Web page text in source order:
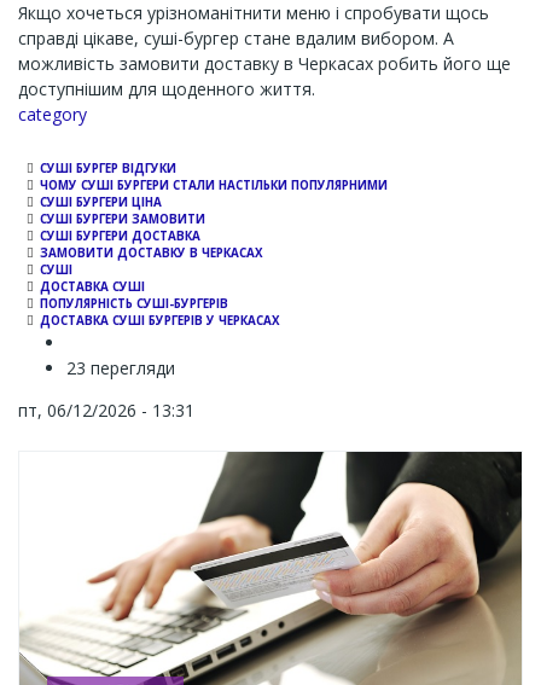
Якщо хочеться урізноманітнити меню і спробувати щось
справді цікаве, суші-бургер стане вдалим вибором. А
можливість замовити доставку в Черкасах робить його ще
доступнішим для щоденного життя.
Channel
category
СУШІ БУРГЕР ВІДГУКИ
ЧОМУ СУШІ БУРГЕРИ СТАЛИ НАСТІЛЬКИ ПОПУЛЯРНИМИ
СУШІ БУРГЕРИ ЦІНА
СУШІ БУРГЕРИ ЗАМОВИТИ
СУШІ БУРГЕРИ ДОСТАВКА
ЗАМОВИТИ ДОСТАВКУ В ЧЕРКАСАХ
СУШІ
ДОСТАВКА СУШІ
ПОПУЛЯРНІСТЬ СУШІ-БУРГЕРІВ
ДОСТАВКА СУШІ БУРГЕРІВ У ЧЕРКАСАХ
23 перегляди
пт, 06/12/2026 - 13:31